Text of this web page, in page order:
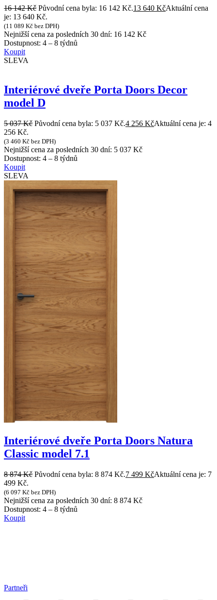
16 142Kč Původní cena byla: 16 142 Kč.13 640 KčAktuální cena
je: 13 640 Kč.
(11 089 Kč bez DPH)
Nejnižší cena za posledních 30 dní: 16 142 Kč
Dostupnost: 4 – 8 týdnů
Koupit
SLEVA
Interiérové dveře Porta Doors Decor
model D
5 037Kč Původní cena byla: 5 037 Kč.4 256 KčAktuální cena je: 4
256 Kč.
(3 460 Kč bez DPH)
Nejnižší cena za posledních 30 dní: 5 037 Kč
Dostupnost: 4 – 8 týdnů
Koupit
SLEVA
Interiérové dveře Porta Doors Natura
Classic model 7.1
8 874Kč Původní cena byla: 8 874 Kč.7 499 KčAktuální cena je: 7
499 Kč.
(6 097 Kč bez DPH)
Nejnižší cena za posledních 30 dní: 8 874 Kč
Dostupnost: 4 – 8 týdnů
Koupit
Partneři